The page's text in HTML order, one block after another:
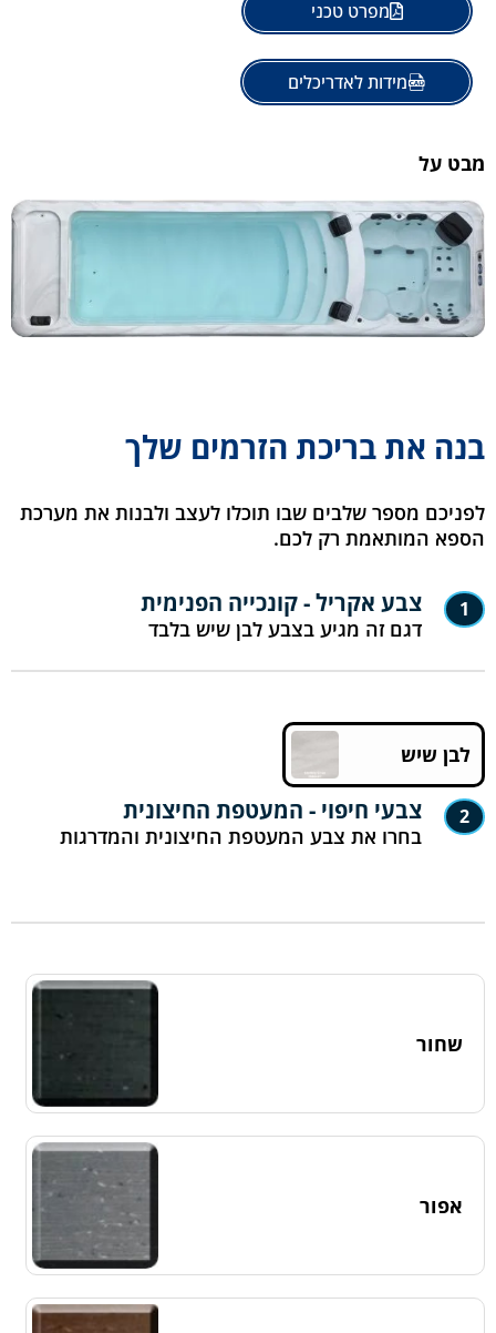
מפרט טכני
מידות לאדריכלים
מבט על
בנה את בריכת הזרמים שלך
לפניכם מספר שלבים שבו תוכלו לעצב ולבנות את מערכת
הספא המותאמת רק לכם.
1 צבע אקריל - קונכייה הפנימית
דגם זה מגיע בצבע לבן שיש בלבד
לבן שיש
2 צבעי חיפוי - המעטפת החיצונית
בחרו את צבע המעטפת החיצונית והמדרגות
שחור
אפור